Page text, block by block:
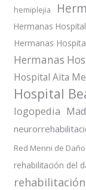
hemiplejia
Hermanas
Hermanas
Hermanas
Hospital Aita
Hospital
logopedia
Red Menni de
rehabilitación del